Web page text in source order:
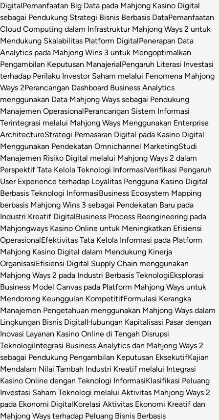
DigitalPemanfaatan Big Data pada Mahjong Kasino Digital
sebagai Pendukung Strategi Bisnis Berbasis DataPemanfaatan
Cloud Computing dalam Infrastruktur Mahjong Ways 2 untuk
Mendukung Skalabilitas Platform DigitalPenerapan Data
Analytics pada Mahjong Wins 3 untuk Mengoptimalkan
Pengambilan Keputusan ManajerialPengaruh Literasi Investasi
terhadap Perilaku Investor Saham melalui Fenomena Mahjong
Ways 2Perancangan Dashboard Business Analytics
menggunakan Data Mahjong Ways sebagai Pendukung
Manajemen OperasionalPerancangan Sistem Informasi
Terintegrasi melalui Mahjong Ways Menggunakan Enterprise
ArchitectureStrategi Pemasaran Digital pada Kasino Digital
Menggunakan Pendekatan Omnichannel MarketingStudi
Manajemen Risiko Digital melalui Mahjong Ways 2 dalam
Perspektif Tata Kelola Teknologi InformasiVerifikasi Pengaruh
User Experience terhadap Loyalitas Pengguna Kasino Digital
Berbasis Teknologi InformasiBusiness Ecosystem Mapping
berbasis Mahjong Wins 3 sebagai Pendekatan Baru pada
Industri Kreatif DigitalBusiness Process Reengineering pada
Mahjongways Kasino Online untuk Meningkatkan Efisiensi
OperasionalEfektivitas Tata Kelola Informasi pada Platform
Mahjong Kasino Digital dalam Mendukung Kinerja
OrganisasiEfisiensi Digital Supply Chain menggunakan
Mahjong Ways 2 pada Industri Berbasis TeknologiEksplorasi
Business Model Canvas pada Platform Mahjong Ways untuk
Mendorong Keunggulan KompetitifFormulasi Kerangka
Manajemen Pengetahuan menggunakan Mahjong Ways dalam
Lingkungan Bisnis DigitalHubungan Kapitalisasi Pasar dengan
Inovasi Layanan Kasino Online di Tengah Disrupsi
TeknologiIntegrasi Business Analytics dan Mahjong Ways 2
sebagai Pendukung Pengambilan Keputusan EksekutifKajian
Mendalam Nilai Tambah Industri Kreatif melalui Integrasi
Kasino Online dengan Teknologi InformasiKlasifikasi Peluang
Investasi Saham Teknologi melalui Aktivitas Mahjong Ways 2
pada Ekonomi DigitalKorelasi Aktivitas Ekonomi Kreatif dan
Mahjong Ways terhadap Peluang Bisnis Berbasis